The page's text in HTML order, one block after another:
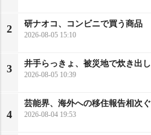
2
研ナオコ、コンビニで買う商品
2026-08-05 15:10
3
井手らっきょ、被災地で炊き出し
2026-08-05 10:39
4
芸能界、海外への移住報告相次ぐ
2026-08-04 19:53